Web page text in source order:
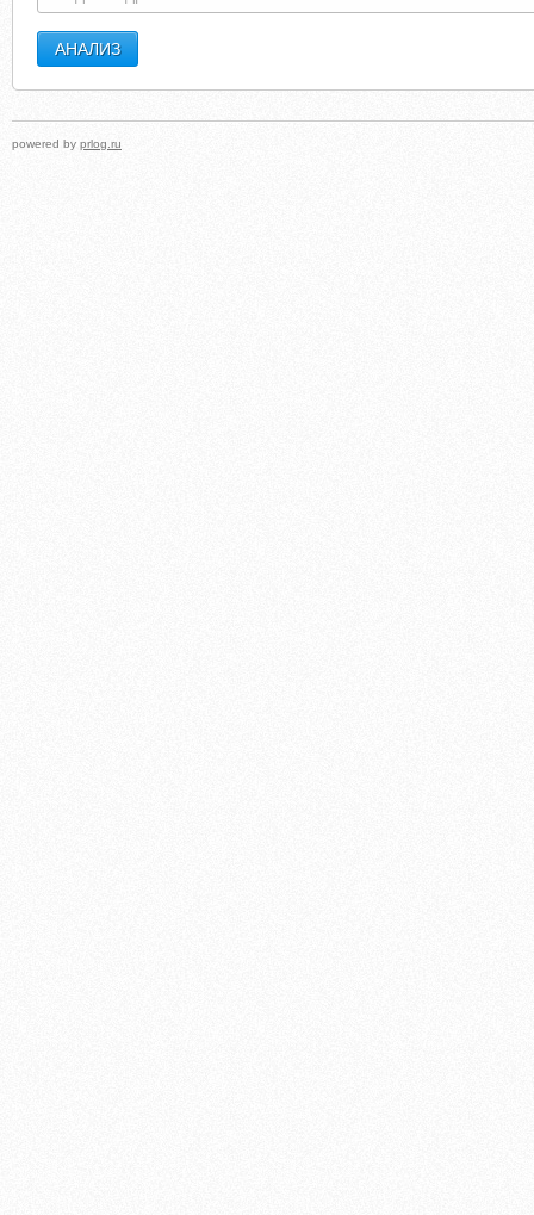
powered by prlog.ru